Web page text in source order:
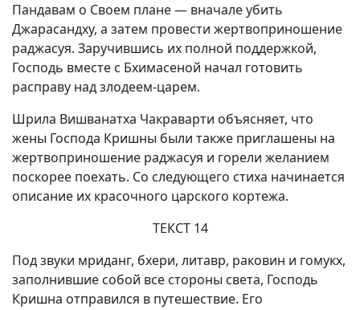
Пандавам о Своем плане — вначале убить
Джарасандху, а затем провести жертвоприношение
раджасуя. Заручившись их полной поддержкой,
Господь вместе с Бхимасеной начал готовить
расправу над злодеем-царем.
Шрила Вишванатха Чакраварти объясняет, что
жены Господа Кришны были также приглашены на
жертвоприношение раджасуя и горели желанием
поскорее поехать. Со следующего стиха начинается
описание их красочного царского кортежа.
ТЕКСТ 14
Под звуки мриданг, бхери, литавр, раковин и гомукх,
заполнившие собой все стороны света, Господь
Кришна отправился в путешествие. Его